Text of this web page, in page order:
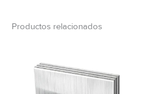
Productos relacionados